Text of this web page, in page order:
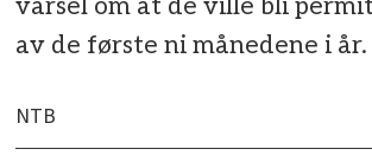
varsel om at de ville bli
av de første ni månedene i år.
NTB